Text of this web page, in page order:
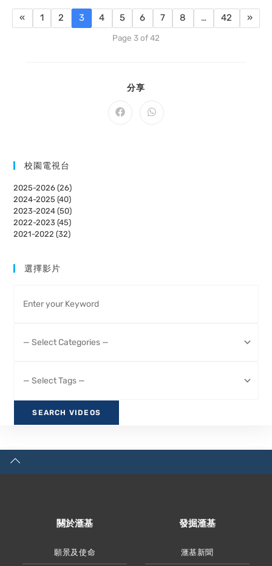
« 1 2 3 4 5 6 7 8 … 42 »
Page 3 of 42
分享
CONTENT
Opens
Opens
校園電視台
2025-2026 (26)
2024-2025 (40)
2023-2024 (50)
2022-2023 (45)
2021-2022 (32)
選擇影片
關於滙基
願景及使命
發掘滙基
滙基新聞